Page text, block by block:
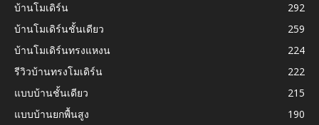
บ้านโมเดิร์น
292
บ้านโมเดิร์นชั้นเดียว
259
บ้านโมเดิร์นทรงแหงน
224
รีวิวบ้านทรงโมเดิร์น
222
แบบบ้านชั้นเดียว
215
แบบบ้านยกพื้นสูง
190